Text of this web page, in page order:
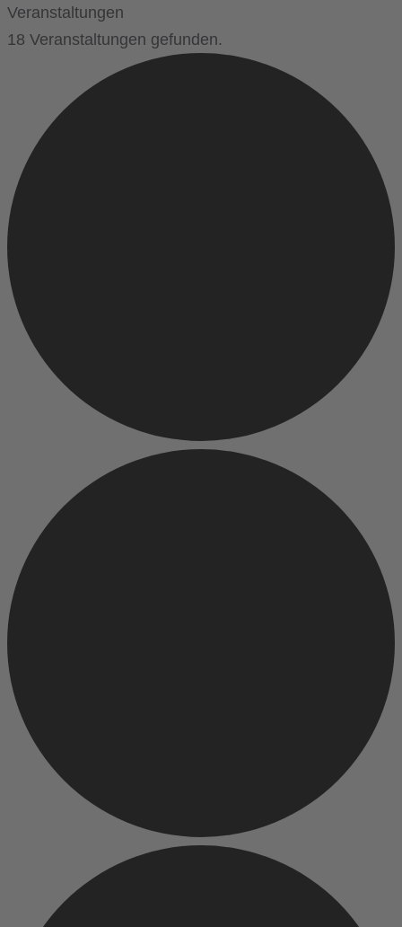
Veranstaltungen
18 Veranstaltungen gefunden.